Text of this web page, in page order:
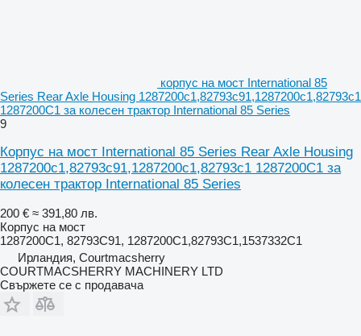
корпус на мост International 85
Series Rear Axle Housing 1287200c1,82793c91,1287200c1,82793c1
1287200C1 за колесен трактор International 85 Series
9
Корпус на мост International 85 Series Rear Axle Housing
1287200c1,82793c91,1287200c1,82793c1 1287200C1 за
колесен трактор International 85 Series
200 € ≈ 391,80 лв.
Корпус на мост
1287200C1, 82793C91, 1287200C1,82793C1,1537332C1
Ирландия, Courtmacsherry
COURTMACSHERRY MACHINERY LTD
Свържете се с продавача